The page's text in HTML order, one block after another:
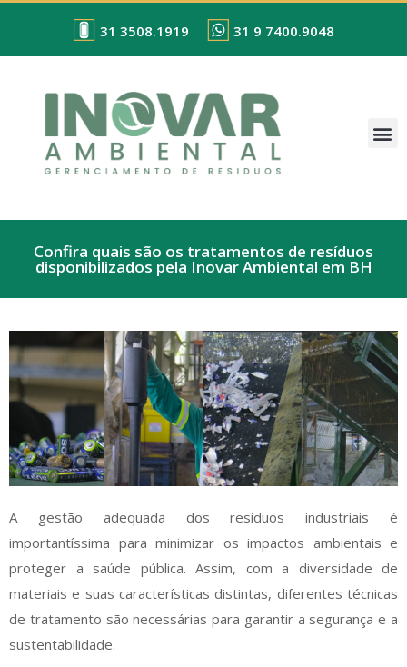
31 3508.1919 31 9 7400.9048
Confira quais são os tratamentos de resíduos
disponibilizados pela Inovar Ambiental em BH
A gestão adequada dos resíduos industriais é
importantíssima para minimizar os impactos ambientais e
proteger a saúde pública. Assim, com a diversidade de
materiais e suas características distintas, diferentes técnicas
de tratamento são necessárias para garantir a segurança e a
sustentabilidade.